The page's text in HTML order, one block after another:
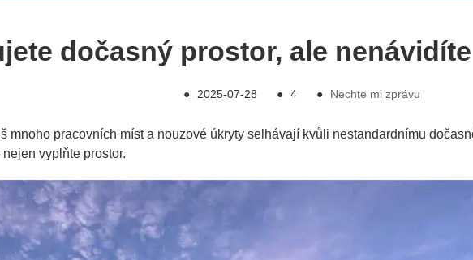
dočasný prostor, ale
● 2025-07-28 ● 4 ● Nechte mi zprávu
mnoho pracovních míst a nouzové úkryty selhávají kvůli nestandardnímu
vyplňte prostor.